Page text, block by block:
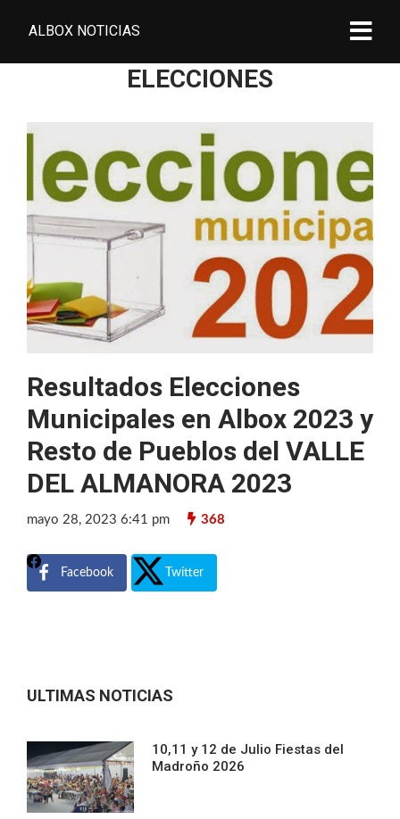
ALBOX NOTICIAS
ELECCIONES
Resultados Elecciones
Municipales en Albox 2023 y
Resto de Pueblos del VALLE
DEL ALMANORA 2023
mayo 28, 2023 6:41 pm 368
Facebook Twitter
ULTIMAS NOTICIAS
10,11 y 12 de Julio Fiestas del
Madroño 2026